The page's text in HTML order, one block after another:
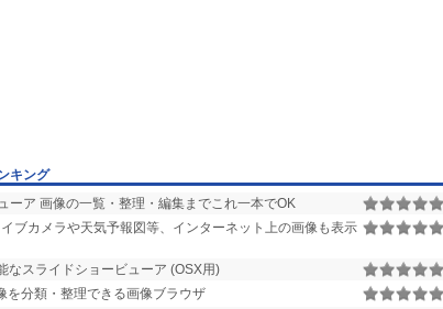
キング
ーア 画像の一覧・整理・編集までこれ一本でOK
ブカメラや天気予報図等、インターネット上の画像も表示
なスライドショービューア (OSX用)
を分類・整理できる画像ブラウザ